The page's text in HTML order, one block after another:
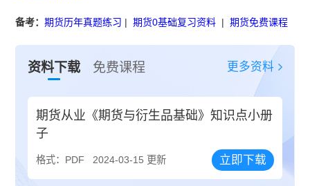
备考：期货历年真题练习 |期货0基础复习资料 |期货免费课程
资料下载 免费课程 更多资料
期货从业《期货与衍生品基础》知识点小册
子
格式：PDF 2024-03-15 更新 立即下载